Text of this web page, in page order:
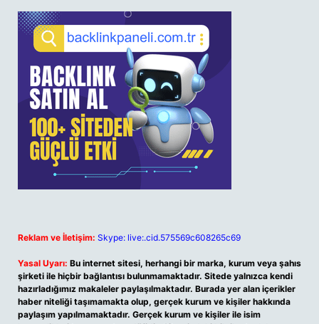
Reklam ve İletişim: Skype: live:.cid.575569c608265c69
Yasal Uyarı: Bu internet sitesi, herhangi bir marka, kurum veya şahıs
şirketi ile hiçbir bağlantısı bulunmamaktadır. Sitede yalnızca kendi
hazırladığımız makaleler paylaşılmaktadır. Burada yer alan içerikler
haber niteliği taşımamakta olup, gerçek kurum ve kişiler hakkında
paylaşım yapılmamaktadır. Gerçek kurum ve kişiler ile isim